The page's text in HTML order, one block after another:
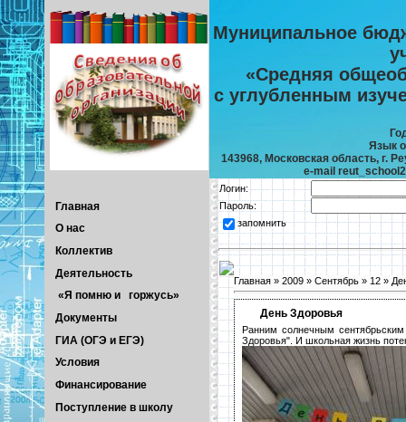
Муниципальное
«Средняя
с углубленным
Язык
143968, Московская область, г.
e-mail
Главная
О нас
Коллектив
Деятельность
«Я помню и горжусь»
Документы
ГИА (ОГЭ и ЕГЭ)
Условия
Финансирование
Поступление в школу
Логин:
Пароль:
запомнить
Главная » 2009 » Сентябрь » 12 »
День Здоровья
Ранним солнечным
Здоровья". И школьная жизнь